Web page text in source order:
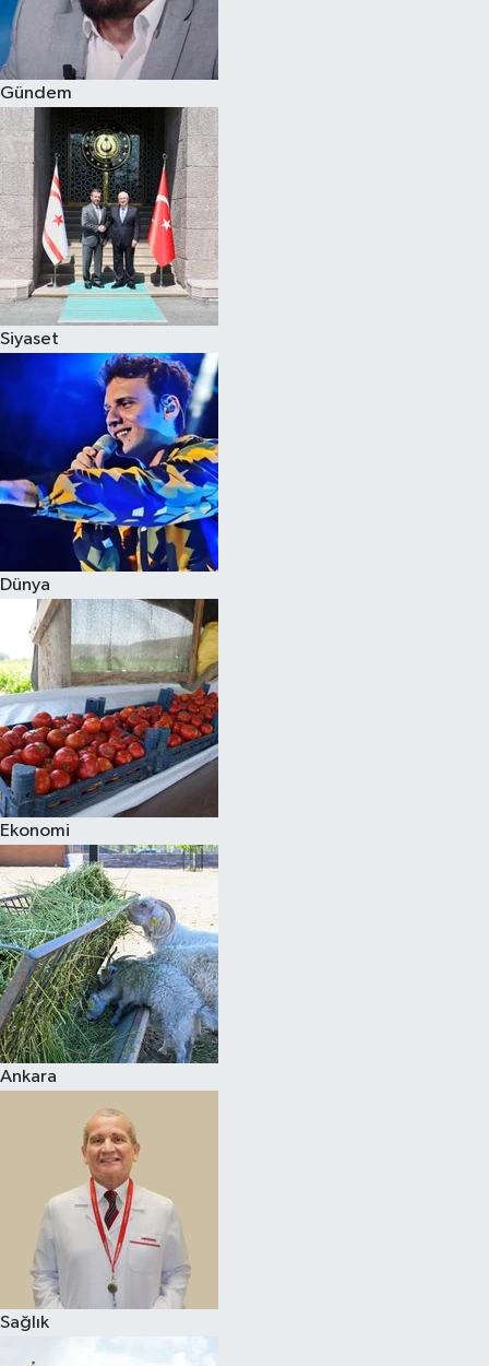
Gündem
Siyaset
Dünya
Ekonomi
Ankara
Sağlık
Spor
Burç Yorumları
Çocuk
Eğitim
Hava Durumu
Kadın
Kim kimdir?
Kültür Sanat
Sağlık
Siyaset
Teknoloji
Televizyon
Yaşam-Çevre